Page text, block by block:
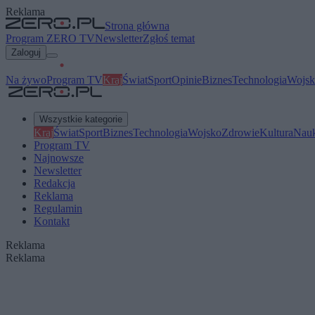
Reklama
Strona główna
Program ZERO TVNewsletterZgłoś temat
Zaloguj
Na żywoProgram TVKrajŚwiatSportOpinieBiznesTechnologia
Wszystkie kategorie
KrajŚwiatSportBiznesTechnologiaWojskoZdrowieKultura
Program TV
Najnowsze
Newsletter
Redakcja
Reklama
Regulamin
Kontakt
Reklama
Reklama